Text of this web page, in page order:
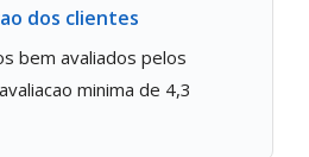
dos clientes
bem avaliados pelos
minima de 4,3